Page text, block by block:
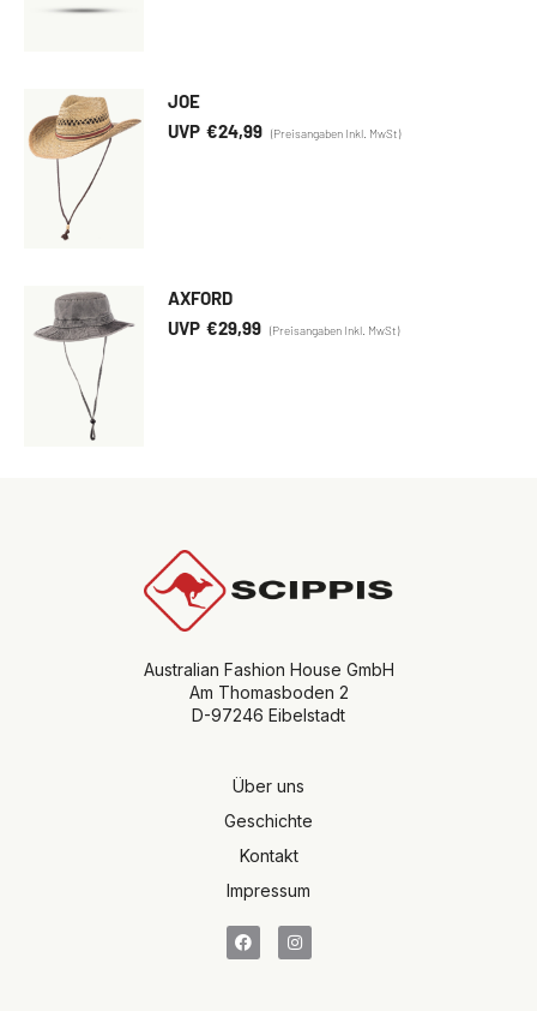
JOE
€24,99
AXFORD
€29,99
Australian Fashion House GmbH
Am Thomasboden 2
D-97246 Eibelstadt
Über uns
Geschichte
Kontakt
Impressum